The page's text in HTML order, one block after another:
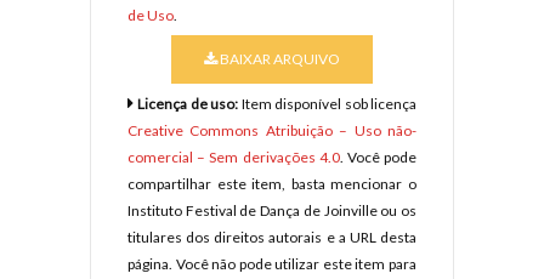
de Uso.
BAIXAR ARQUIVO
Licença de uso: Item disponível sob licença
Creative Commons Atribuição – Uso não-
comercial – Sem derivações 4.0. Você pode
compartilhar este item, basta mencionar o
Instituto Festival de Dança de Joinville ou os
titulares dos direitos autorais e a URL desta
página. Você não pode utilizar este item para